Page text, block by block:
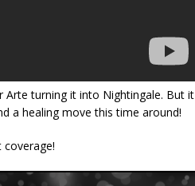
Arte turning it into Nightingale. But it
a healing move this time around!